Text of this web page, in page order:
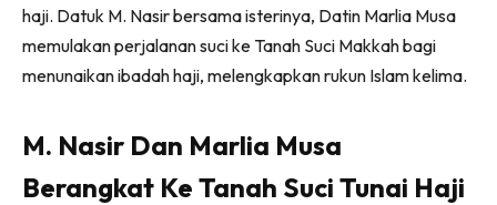
haji. Datuk M. Nasir bersama isterinya, Datin Marlia Musa
memulakan perjalanan suci ke Tanah Suci Makkah bagi
menunaikan ibadah haji, melengkapkan rukun Islam kelima.
M. Nasir Dan Marlia Musa
Berangkat Ke Tanah Suci Tunai Haji